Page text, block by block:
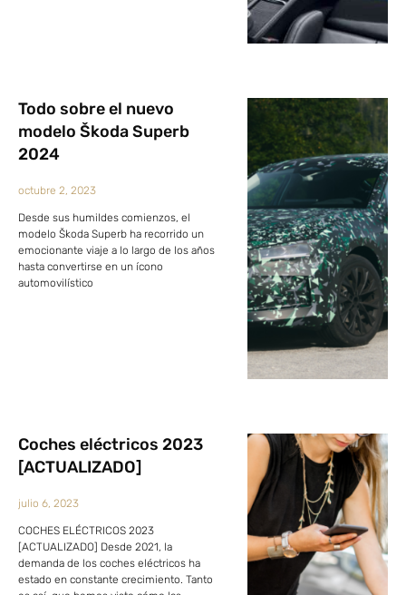
Todo sobre el nuevo
modelo Škoda Superb
2024
octubre 2, 2023
Desde sus humildes comienzos, el
modelo Škoda Superb ha recorrido un
emocionante viaje a lo largo de los años
hasta convertirse en un ícono
automovilístico
Coches eléctricos 2023
[ACTUALIZADO]
julio 6, 2023
COCHES ELÉCTRICOS 2023
[ACTUALIZADO] Desde 2021, la
demanda de los coches eléctricos ha
estado en constante crecimiento. Tanto